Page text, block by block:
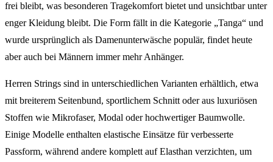
frei bleibt, was besonderen Tragekomfort bietet und unsichtbar unter
enger Kleidung bleibt. Die Form fällt in die Kategorie „Tanga“ und
wurde ursprünglich als Damenunterwäsche populär, findet heute
aber auch bei Männern immer mehr Anhänger.
Herren Strings sind in unterschiedlichen Varianten erhältlich, etwa
mit breiterem Seitenbund, sportlichem Schnitt oder aus luxuriösen
Stoffen wie Mikrofaser, Modal oder hochwertiger Baumwolle.
Einige Modelle enthalten elastische Einsätze für verbesserte
Passform, während andere komplett auf Elasthan verzichten, um